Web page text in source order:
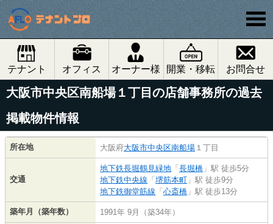
テナント オフィス オーナー様 開業・移転 お問合せ
大阪市中央区南船場１丁目の店舗事務所の過去
掲載物件情報
所在地 大阪府大阪市中央区南船場 １丁目
交通
地下鉄長堀鶴見緑地 「長堀橋 」駅 徒歩5分
地下鉄中央線 「堺筋本町 」駅 徒歩9分
地下鉄御堂筋線 「心斎橋 」駅 徒歩13分
築年月（築年数） 1991年 9月（築34年）